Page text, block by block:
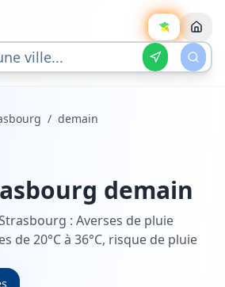
/ demain
demain
: Averses de pluie
de 20°C à 36°C, risque de pluie